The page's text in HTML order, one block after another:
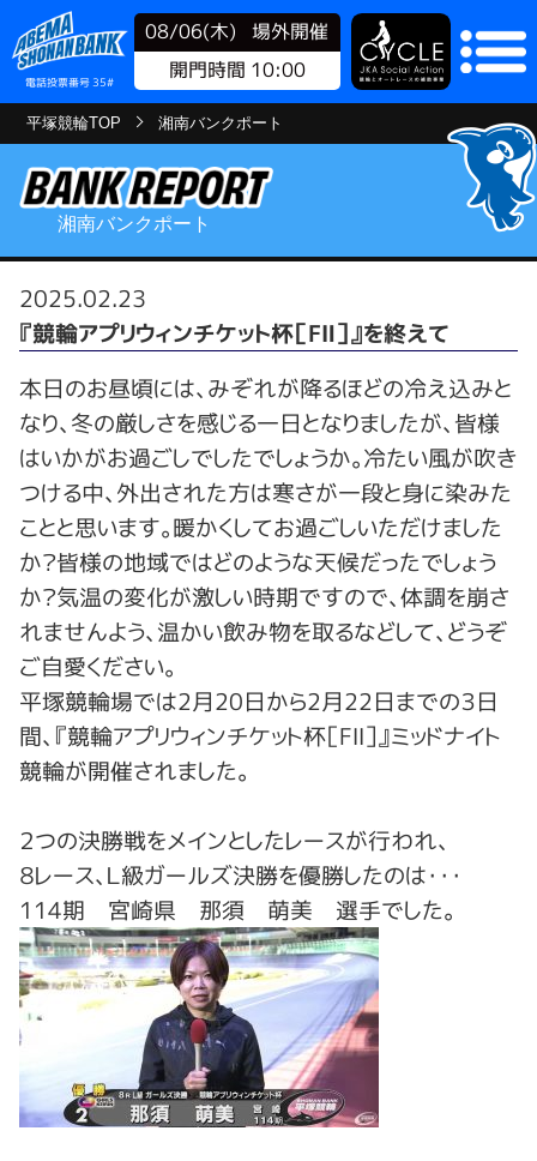
電話投票番号 35#
08/06(木)
場外開催
開門時間 10:00
平塚競輪TOP 湘南バンクポート
湘南バンクポート
2025.02.23
『競輪アプリウィンチケット杯［FⅡ］』を終えて
本日のお昼頃には、みぞれが降るほどの冷え込みと
なり、冬の厳しさを感じる一日となりましたが、皆様
はいかがお過ごしでしたでしょうか。冷たい風が吹き
つける中、外出された方は寒さが一段と身に染みた
ことと思います。暖かくしてお過ごしいただけました
か？皆様の地域ではどのような天候だったでしょう
か？気温の変化が激しい時期ですので、体調を崩さ
れませんよう、温かい飲み物を取るなどして、どうぞ
ご自愛ください。
平塚競輪場では2月20日から2月22日までの３日
間、『競輪アプリウィンチケット杯［FⅡ］』ミッドナイト
競輪が開催されました。
２つの決勝戦をメインとしたレースが行われ、
８レース、Ｌ級ガールズ決勝を優勝したのは・・・
114期 宮崎県 那須 萌美 選手でした。